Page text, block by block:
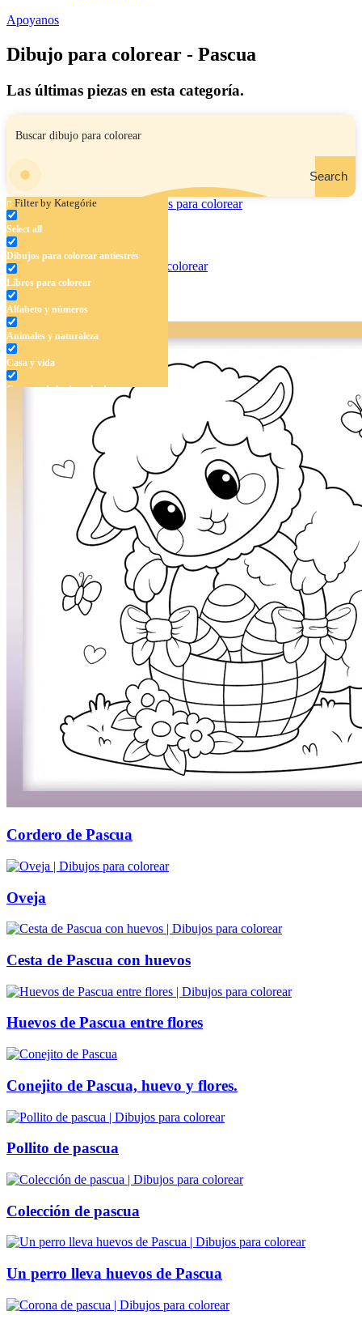
Apoyanos
Dibujo para colorear - Pascua
Las últimas piezas en esta categoría.
Search
Filter by Kategórie
Select all
Dibujos para colorear antiestrés
Libros para colorear
Alfabeto y números
Animales y naturaleza
Casa y vida
Cuentos de hadas y hadas
El universo
Frutas y vegetales
Halloween y otoño
Invierno y navidad
Música e instrumentos musicales
Primavera y pascua
San Valentín y amor
Verano y vacaciones
Nezaradené
Sin categorizar
Conejita y un pollito
Dos conejitos
Cordero de Pascua
Oveja
Cesta de Pascua con huevos
Huevos de Pascua entre flores
Conejito de Pascua, huevo y flores.
Pollito de pascua
Colección de pascua
Un perro lleva huevos de Pascua